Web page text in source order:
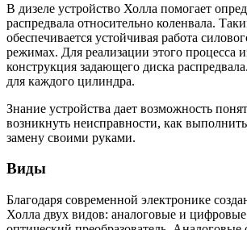
В дизеле устройство Холла помогает
распредвала относительно коленвала.
обеспечивается устойчивая работа
режимах. Для реализации этого процесса
конструкция задающего диска
для каждого цилиндра.
Знание устройства дает возможность
возникнуть неисправности, как
замену своими руками.
Виды
Благодаря современной электронике
Холла двух видов: аналоговые и